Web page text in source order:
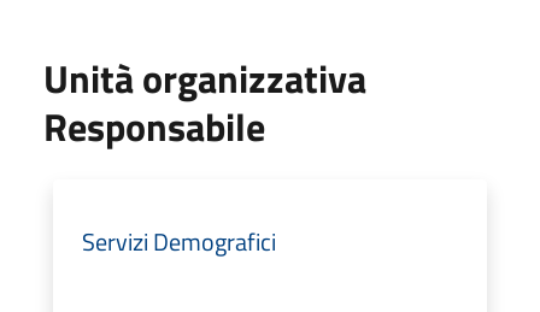
Unità organizzativa
Responsabile
Servizi Demografici